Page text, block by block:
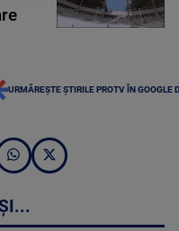
URMĂREȘTE ȘTIRILE PROTV ÎN GOOGLE